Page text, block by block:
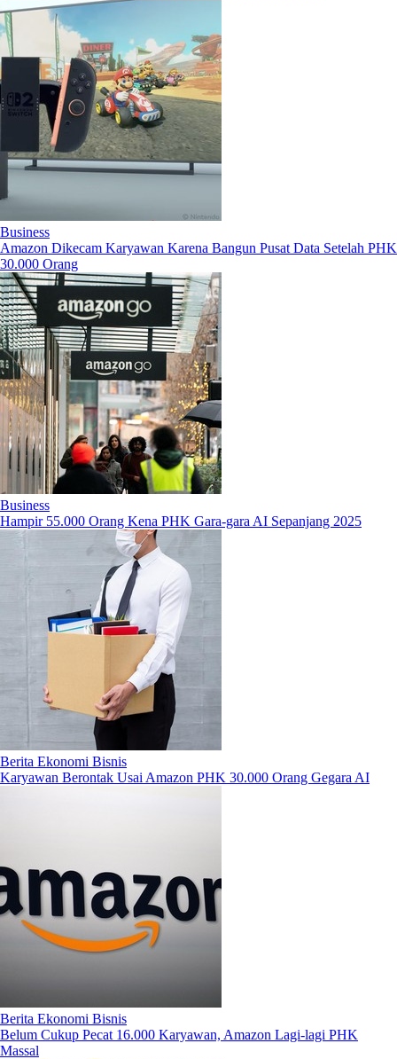
Business
Amazon Dikecam Karyawan Karena Bangun Pusat Data Setelah PHK
30.000 Orang
Business
Hampir 55.000 Orang Kena PHK Gara-gara AI Sepanjang 2025
Berita Ekonomi Bisnis
Karyawan Berontak Usai Amazon PHK 30.000 Orang Gegara AI
Berita Ekonomi Bisnis
Belum Cukup Pecat 16.000 Karyawan, Amazon Lagi-lagi PHK
Massal